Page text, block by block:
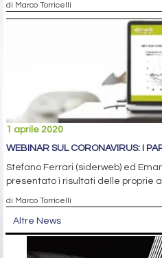
di Marco Torricelli
1 aprile 2020
WEBINAR SUL CORONAVIRUS: I
Stefano Ferrari (siderweb) ed
presentato i risultati delle proprie
di Marco Torricelli
Altre News